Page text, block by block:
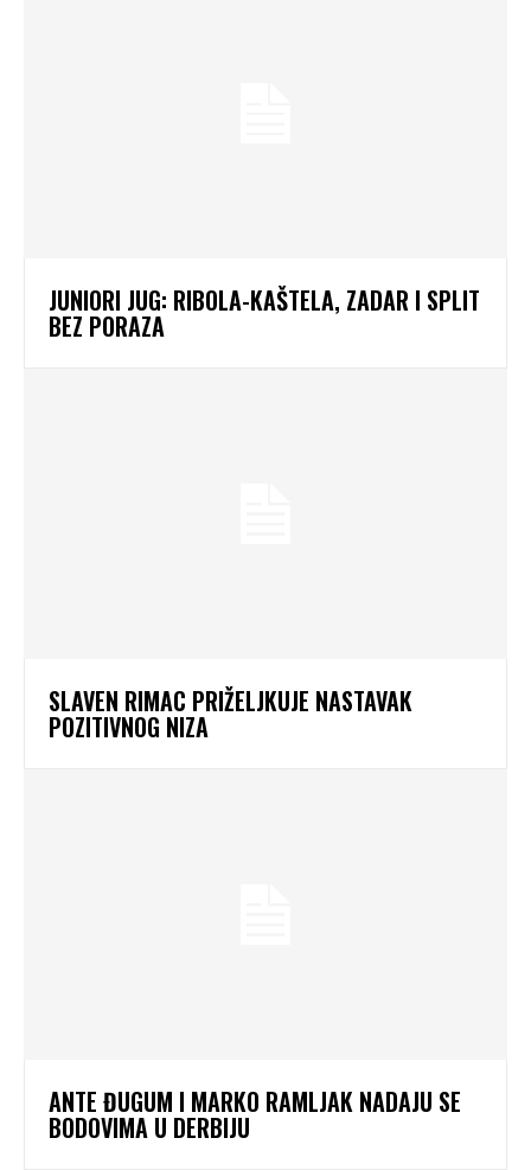
JUNIORI JUG: RIBOLA-KAŠTELA, ZADAR I SPLIT
BEZ PORAZA
SLAVEN RIMAC PRIŽELJKUJE NASTAVAK
POZITIVNOG NIZA
ANTE ĐUGUM I MARKO RAMLJAK NADAJU SE
BODOVIMA U DERBIJU